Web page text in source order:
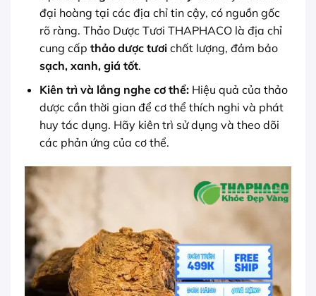
đại hoàng tại các địa chỉ tin cậy, có nguồn gốc
rõ ràng. Thảo Dược Tươi THAPHACO là địa chỉ
cung cấp thảo dược tươichất lượng, đảm bảo
sạch, xanh, giá tốt.
Kiên trì và lắng nghe cơ thể:Hiệu quả của thảo
dược cần thời gian để cơ thể thích nghi và phát
huy tác dụng. Hãy kiên trì sử dụng và theo dõi
các phản ứng của cơ thể.